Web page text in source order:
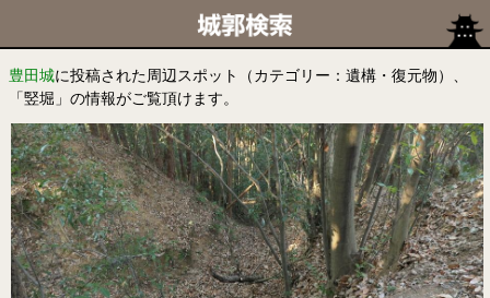
豊田城に投稿された周辺スポット（カテゴリー：遺構・復元物）、
「竪堀」の情報がご覧頂けます。